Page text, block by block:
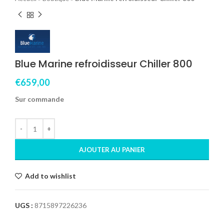
Blue Marine refroidisseur Chiller 800
€659,00
Sur commande
AJOUTER AU PANIER
Add to wishlist
UGS : 8715897226236